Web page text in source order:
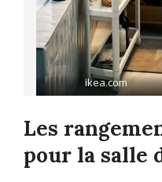
ikea.com
Les
pour la salle